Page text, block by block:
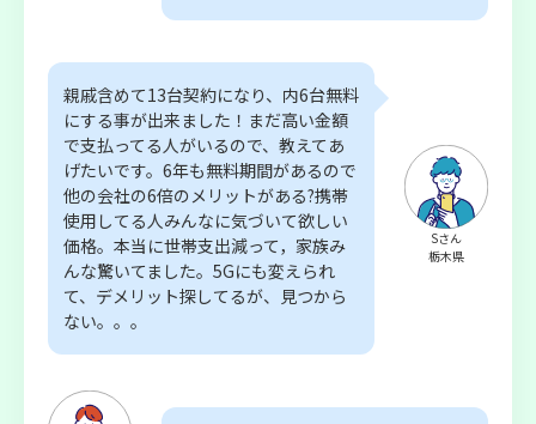
Sさん
栃木県
親戚含めて13台契約になり、内6台無料
にする事が出来ました！まだ高い金額
で支払ってる人がいるので、教えてあ
げたいです。6年も無料期間があるので
他の会社の6倍のメリットがある?携帯
使用してる人みんなに気づいて欲しい
価格。本当に世帯支出減って，家族み
んな驚いてました。5Gにも変えられ
て、デメリット探してるが、見つから
ない。。。